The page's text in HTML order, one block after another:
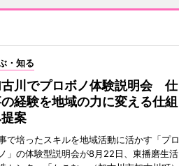
・知る
古川でプロボノ体験説明会 仕
経験を地域の力に変える仕組
案
で培ったスキルを地域活動に活かす「プロ
」の体験型説明会が8月22日、東播磨生活